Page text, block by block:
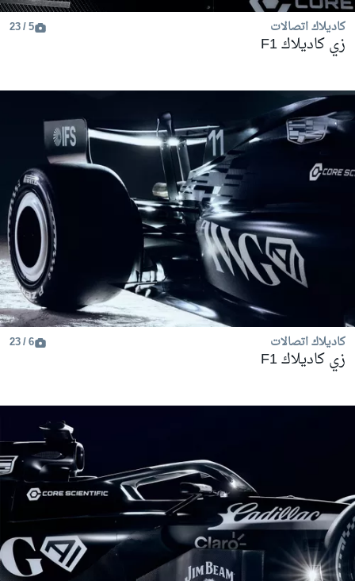
كاديلاك اتصالات 5 / 23
زي كاديلاك F1
كاديلاك اتصالات 6 / 23
زي كاديلاك F1